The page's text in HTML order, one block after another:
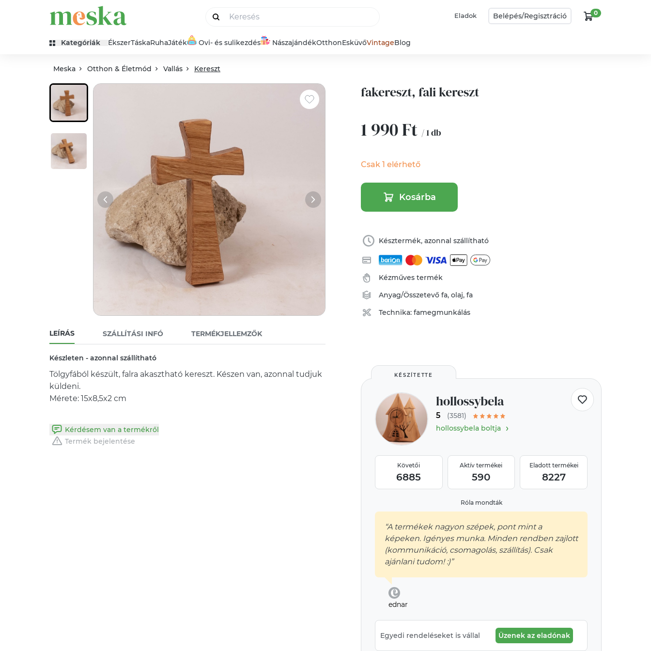
Eladok Belépés/Regisztráció 0
Kategóriák ÉkszerTáskaRuhaJáték Ovi- és sulikezdés NászajándékOtthonEsküvőVintageBlog
Meska Otthon & Életmód Vallás Kereszt
LEÍRÁS SZÁLLÍTÁSI INFÓ TERMÉKJELLEMZŐK
Készleten - azonnal szállítható
Tölgyfából készült, falra akasztható kereszt. Készen van, azonnal tudjuk
küldeni.
Mérete: 15x8,5x2 cm
Kérdésem van a termékről
Termék bejelentése
fakereszt, fali kereszt
1 990 Ft / 1 db
Csak 1 elérhető
Kosárba
Késztermék, azonnal szállítható
Kézműves termék
Anyag/Összetevőfa,olaj,fa
Technika:famegmunkálás
KÉSZÍTETTE
hollossybela
5
(3581)
hollossybela boltja
›
Követői
6885
Aktív termékei
590
Eladott termékei
8227
Róla mondták
“A termékek nagyon szépek, pont mint a
képeken. Igényes munka. Minden rendben zajlott
(kommunikáció, csomagolás, szállítás). Csak
ajánlani tudom! :)”
ednar
Egyedi rendeléseket is vállal Üzenek az eladónak